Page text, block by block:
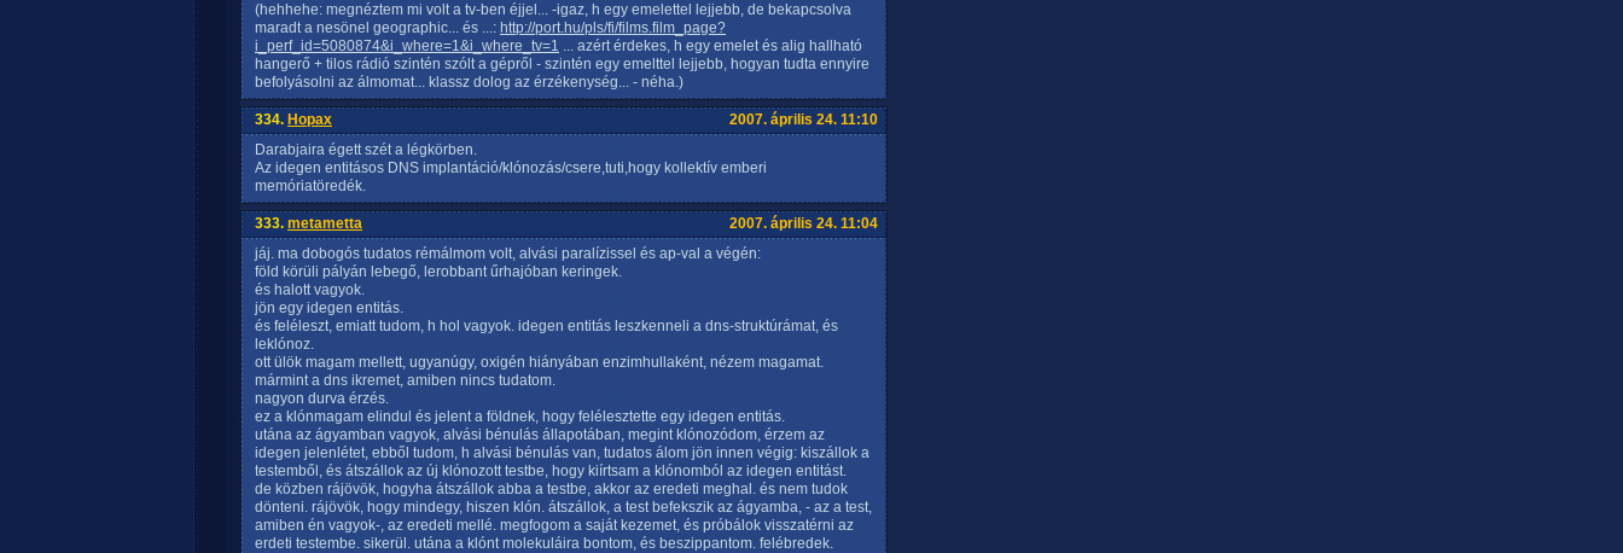
(hehhehe: megnéztem mi volt a tv-ben éjjel... -igaz, h egy emelettel lejjebb, de bekapcsolva
maradt a nesönel geographic... és ...: http://port.hu/pls/fi/films.film_page?
i_perf_id=5080874&i_where=1&i_where_tv=1 ... azért érdekes, h egy emelet és alig hallható
hangerő + tilos rádió szintén szólt a gépről - szintén egy emelttel lejjebb, hogyan tudta ennyire
befolyásolni az álmomat... klassz dolog az érzékenység... - néha.)
334. Hopax
2007. április 24. 11:10
Darabjaira égett szét a légkörben.
Az idegen entitásos DNS implantáció/klónozás/csere,tuti,hogy kollektív emberi
memóriatöredék.
333. metametta
2007. április 24. 11:04
jáj. ma dobogós tudatos rémálmom volt, alvási paralízissel és ap-val a végén:
föld körüli pályán lebegő, lerobbant űrhajóban keringek.
és halott vagyok.
jön egy idegen entitás.
és feléleszt, emiatt tudom, h hol vagyok. idegen entitás leszkenneli a dns-struktúrámat, és
leklónoz.
ott ülök magam mellett, ugyanúgy, oxigén hiányában enzimhullaként, nézem magamat.
mármint a dns ikremet, amiben nincs tudatom.
nagyon durva érzés.
ez a klónmagam elindul és jelent a földnek, hogy felélesztette egy idegen entitás.
utána az ágyamban vagyok, alvási bénulás állapotában, megint klónozódom, érzem az
idegen jelenlétet, ebből tudom, h alvási bénulás van, tudatos álom jön innen végig: kiszállok a
testemből, és átszállok az új klónozott testbe, hogy kiírtsam a klónomból az idegen entitást.
de közben rájövök, hogyha átszállok abba a testbe, akkor az eredeti meghal. és nem tudok
dönteni. rájövök, hogy mindegy, hiszen klón. átszállok, a test befekszik az ágyamba, - az a test,
amiben én vagyok-, az eredeti mellé. megfogom a saját kezemet, és próbálok visszatérni az
erdeti testembe. sikerül. utána a klónt molekuláira bontom, és beszippantom. felébredek.